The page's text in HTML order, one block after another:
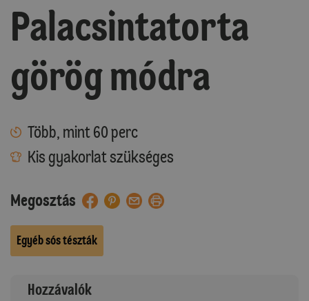
Palacsintatorta
görög módra
Több, mint 60 perc
Kis gyakorlat szükséges
Megosztás
Egyéb sós tészták
Hozzávalók